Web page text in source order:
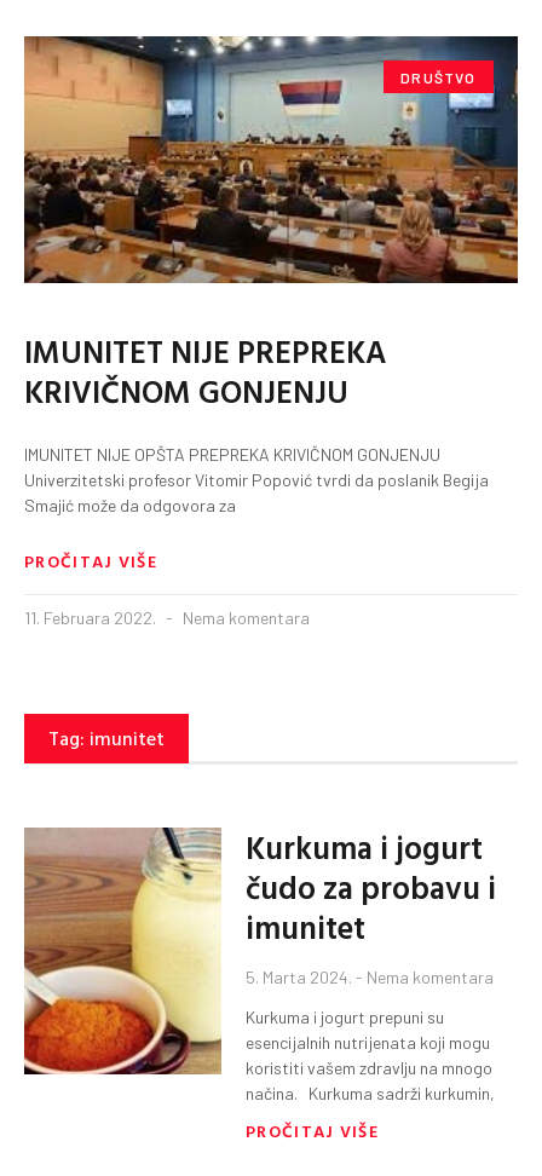
DRUŠTVO
IMUNITET NIJE PREPREKA
KRIVIČNOM GONJENJU
IMUNITET NIJE OPŠTA PREPREKA KRIVIČNOM GONJENJU
Univerzitetski profesor Vitomir Popović tvrdi da poslanik Begija
Smajić može da odgovora za
PROČITAJ VIŠE
11. Februara 2022. Nema komentara
Tag: imunitet
Kurkuma i jogurt
čudo za probavu i
imunitet
5. Marta 2024. Nema komentara
Kurkuma i jogurt prepuni su
esencijalnih nutrijenata koji mogu
koristiti vašem zdravlju na mnogo
načina. Kurkuma sadrži kurkumin,
PROČITAJ VIŠE